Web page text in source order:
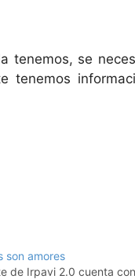
tenemos, se
tenemos
son amores
de Irpavi 2.0 cuenta con